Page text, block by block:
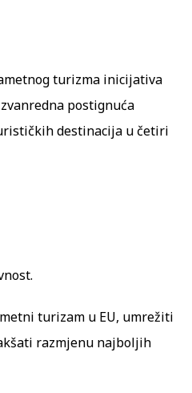
turizma inicijativa
postignuća
destinacija u četiri
turizam u EU, umrežiti
razmjenu najboljih